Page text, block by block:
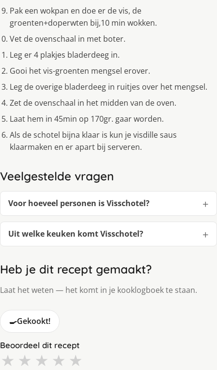
Pak een wokpan en doe er de vis, de
groenten+doperwten bij,10 min wokken.
Vet de ovenschaal in met boter.
Leg er 4 plakjes bladerdeeg in.
Gooi het vis-groenten mengsel erover.
Leg de overige bladerdeeg in ruitjes over het mengsel.
Zet de ovenschaal in het midden van de oven.
Laat hem in 45min op 170gr. gaar worden.
Als de schotel bijna klaar is kun je visdille saus
klaarmaken en er apart bij serveren.
Veelgestelde vragen
Voor hoeveel personen is Visschotel?
Uit welke keuken komt Visschotel?
Heb je dit recept gemaakt?
Laat het weten — het komt in je kooklogboek te staan.
🍳Gekookt!
Beoordeel dit recept
★ ★ ★ ★ ★